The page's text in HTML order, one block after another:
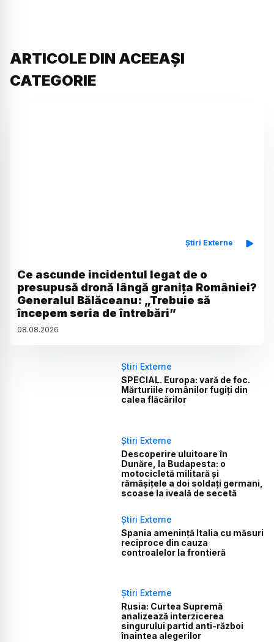
ARTICOLE DIN ACEEAȘI
CATEGORIE
Știri Externe
Ce ascunde incidentul legat de o
presupusă dronă lângă granița României?
Generalul Bălăceanu: „Trebuie să
începem seria de întrebări”
08.08.2026
Știri Externe
SPECIAL. Europa: vară de foc.
Mărturiile românilor fugiți din
calea flăcărilor
Știri Externe
Descoperire uluitoare în
Dunăre, la Budapesta: o
motocicletă militară și
rămășițele a doi soldați germani,
scoase la iveală de secetă
Știri Externe
Spania amenință Italia cu măsuri
reciproce din cauza
controalelor la frontieră
Știri Externe
Rusia: Curtea Supremă
analizează interzicerea
singurului partid anti-război
înaintea alegerilor